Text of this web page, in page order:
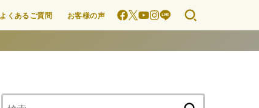
よくあるご質問 お客様の声